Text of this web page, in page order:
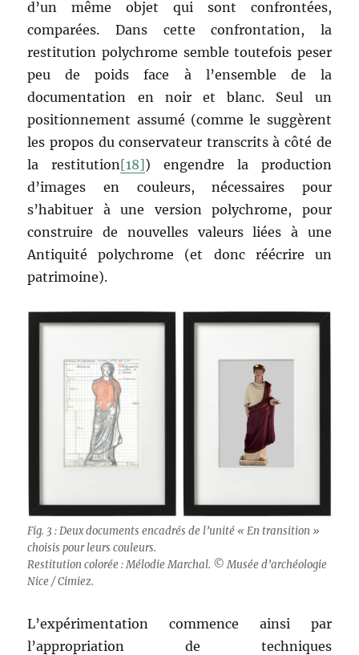
d’un même objet qui sont confrontées,
comparées. Dans cette confrontation, la
restitution polychrome semble toutefois peser
peu de poids face à l’ensemble de la
documentation en noir et blanc. Seul un
positionnement assumé (comme le suggèrent
les propos du conservateur transcrits à côté de
la restitution[18]) engendre la production
d’images en couleurs, nécessaires pour
s’habituer à une version polychrome, pour
construire de nouvelles valeurs liées à une
Antiquité polychrome (et donc réécrire un
patrimoine).
Fig. 3 : Deux documents encadrés de l’unité « En transition »
choisis pour leurs couleurs.
Restitution colorée : Mélodie Marchal. © Musée d’archéologie
Nice / Cimiez.
L’expérimentation commence ainsi par
l’appropriation de techniques